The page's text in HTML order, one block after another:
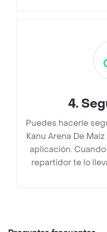
4.
Puedes hacerle
Kanu Arena De
aplicación.
repartidor te lo